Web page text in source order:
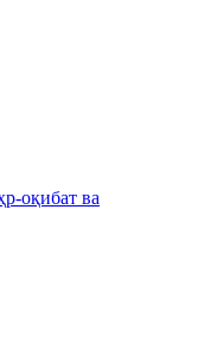
оқибат ва